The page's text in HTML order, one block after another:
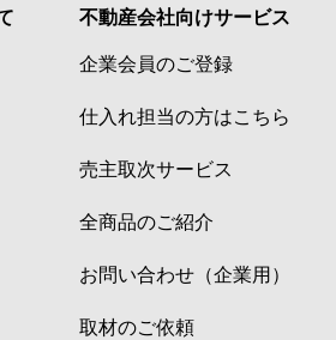
不動産会社向けサービス
企業会員のご登録
仕入れ担当の方はこちら
売主取次サービス
全商品のご紹介
お問い合わせ（企業用）
取材のご依頼